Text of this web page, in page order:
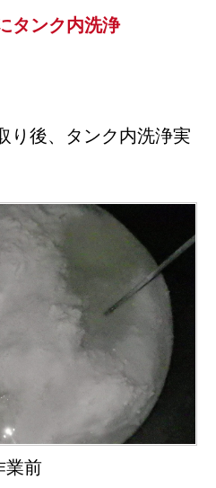
タンク内洗浄
り後、タンク内洗浄実
業前